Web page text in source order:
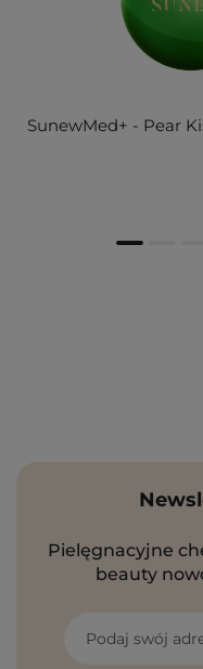
SunewMed+ - Pear
Pielęgnacyjne
beauty
Podaj swój